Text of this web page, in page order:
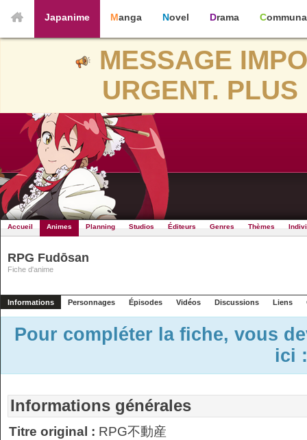
Japanime Manga Novel Drama
MESSAGE
URGENT.
Accueil Animes Planning Studios Éditeurs Genres Thèmes
RPG Fudōsan
Fiche d'anime
Informations Personnages Épisodes Vidéos Discussions Liens
Pour compléter la fiche, vous
ici
Informations générales
Titre original : RPG不動産